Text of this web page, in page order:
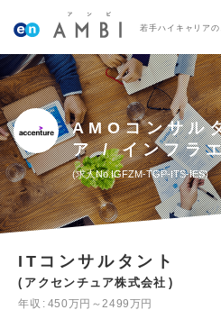
若手ハイキャリア
AMOコンサル
ア / インフラ
求人No.IGFZM-TGP-ITS-IES
ITコンサルタント
アクセンチュア株式会社
年収
450万円～2499万円